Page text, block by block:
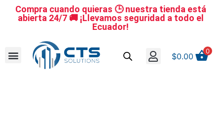
Compra cuando quieras 🕒 nuestra tienda está
abierta 24/7 🚚 ¡Llevamos seguridad a todo el
Ecuador!
$0.00
0